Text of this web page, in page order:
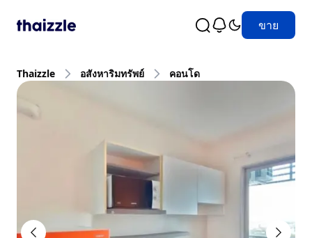
ขาย
Thaizzle อสังหาริมทรัพย์ คอนโด